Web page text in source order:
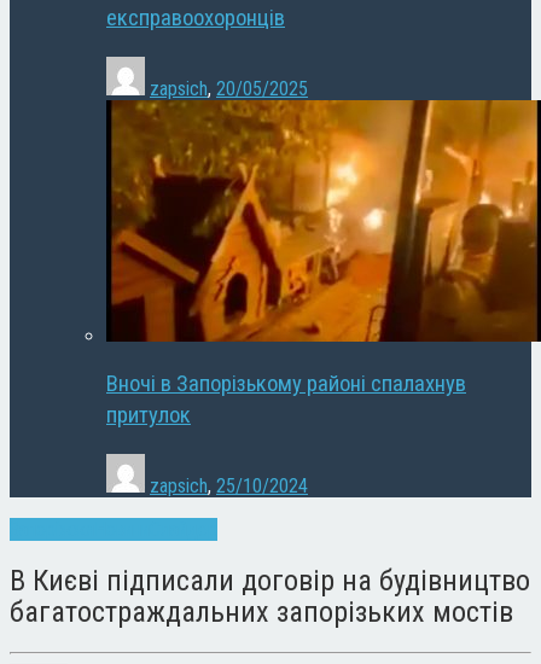
експравоохоронців
zapsich, 20/05/2025
Вночі в Запорізькому районі спалахнув
притулок
zapsich, 25/10/2024
В Києві підписали договір на будівництво
багатостраждальних запорізьких мостів